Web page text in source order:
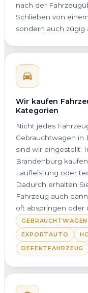
nach der
Schlieben von
sondern auch zügig
Wir kaufen
Kategorien
Nicht jedes
Gebrauchtwagen in
sind wir eingestellt.
Brandenburg
Laufleistung oder
Dadurch erhalten
Fahrzeug auch
oft abspringen oder
GEBRAUCHTWAGEN
EXPORTAUTO
DEFEKTFAHRZEUG